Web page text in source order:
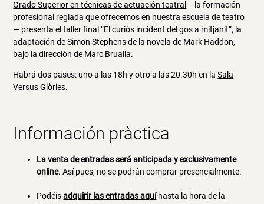
Grado Superior en técnicas de actuación teatral —la formación
profesional reglada que ofrecemos en nuestra escuela de teatro
— presenta el taller final “El curiós incident del gos a mitjanit”, la
adaptación de Simon Stephens de la novela de Mark Haddon,
bajo la dirección de Marc Brualla.
Habrá dos pases: uno a las 18h y otro a las 20.30h en laSala
Versus Glòries.
Información pràctica
La venta de entradas será anticipada y exclusivamente
online. Así pues, no se podrán comprar presencialmente.
Podéisadquirir las entradas aquíhasta la hora de la